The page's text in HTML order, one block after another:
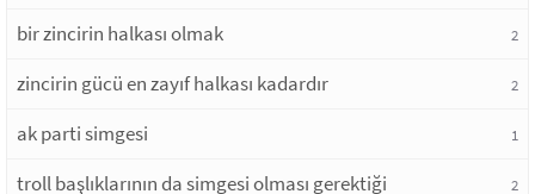
bir zincirin halkası olmak 2
zincirin gücü en zayıf halkası kadardır 2
ak parti simgesi 1
troll başlıklarının da simgesi olması gerektiği 2